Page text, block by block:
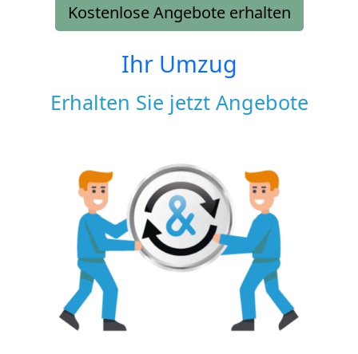
Kostenlose Angebote erhalten
Ihr Umzug
Erhalten Sie jetzt Angebote